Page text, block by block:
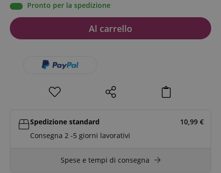
Pronto per la spedizione
Al carrello
Spedizione standard 10,99 €
Consegna 2 -5 giorni lavorativi
Spese e tempi di consegna